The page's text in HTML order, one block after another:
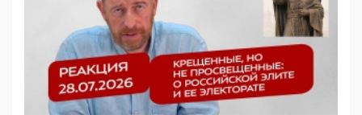
5G за счет здоровья граждан: Минцифры намерено
отобрать у регионов и муниципалитетов право
защищать жилые дома и социальные объекты от
05:58, 26 Мая 2026
Роскомнадзор освободили от борца с
деструктивным и опасным контентом